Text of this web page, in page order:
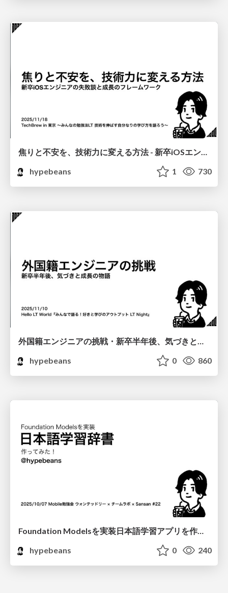
焦りと不安を、技術力に変える方法 - 新卒iOSエンジニアの失敗談と成長のフレームワーク
hypebeans
1 730
外国籍エンジニアの挑戦・新卒半年後、気づきと成長の物語
hypebeans
0 860
Foundation Modelsを実装日本語学習アプリを作ってみた！
hypebeans
0 240